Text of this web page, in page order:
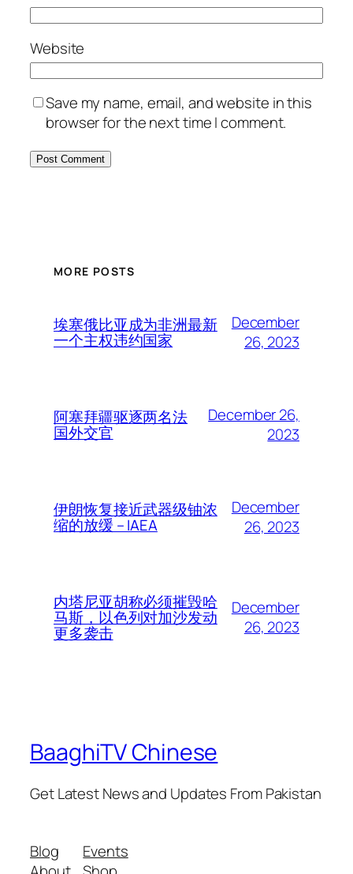
Website
Save my name, email, and website in this
browser for the next time I comment.
MORE POSTS
埃塞俄比亚成为非洲最新
一个主权违约国家
December
26, 2023
阿塞拜疆驱逐两名法
国外交官
December 26,
2023
伊朗恢复接近武器级铀浓
缩的放缓 – IAEA
December
26, 2023
内塔尼亚胡称必须摧毁哈
马斯，以色列对加沙发动
更多袭击
December
26, 2023
BaaghiTV Chinese
Get Latest News and Updates From Pakistan
Blog
Events